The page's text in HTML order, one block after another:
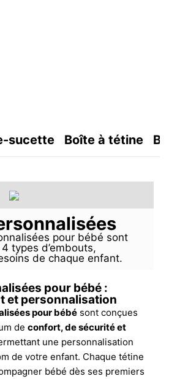
sucette Boîte à tétine
pour bébé sont
types d’embouts,
de chaque enfant.
pour bébé :
et personnalisation
pour bébé sont conçues
de confort, de sécurité et
une personnalisation
de votre enfant. Chaque tétine
bébé dès ses premiers